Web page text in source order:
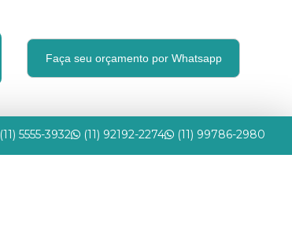
Faça seu orçamento por Whatsapp
(11) 5555-3932 (11) 92192-2274 (11) 99786-2980